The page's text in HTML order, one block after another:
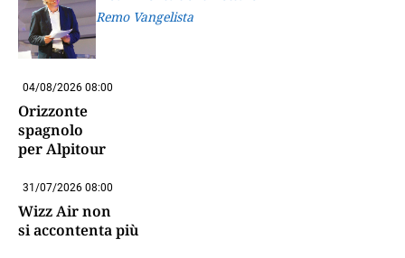
Remo Vangelista
04/08/2026 08:00
Orizzonte
spagnolo
per Alpitour
31/07/2026 08:00
Wizz Air non
si accontenta più